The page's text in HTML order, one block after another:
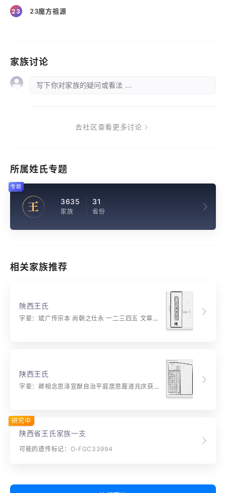
23 23魔方祖源
家族讨论
写下你对家族的疑问或看法 ...
去社区查看更多讨论
所属姓氏专题
王 3635
家族
31
省份
专题
相关家族推荐
陜西王氏
字辈：斌广传宗本 尚朝之仕永 一二三四五 文章发繍锦 族茂支兴 家世昌荣 光明大振 学业规成
陕西王氏
字辈：卿相念思泽宣猷自治平庭居思履道兆庆获芳名
陕西省王氏家族一支
可能的遗传标记：O-FGC33994
研究中